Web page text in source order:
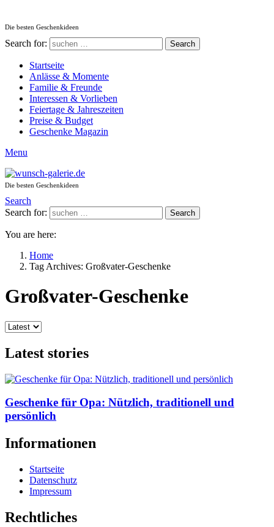
Die besten Geschenkideen
Search for: Search
Startseite
Anlässe & Momente
Familie & Freunde
Interessen & Vorlieben
Feiertage & Jahreszeiten
Preise & Budget
Geschenke Magazin
Menu
Die besten Geschenkideen
Search
Search for:
Search
You are here:
Home
Tag Archives: Großvater-Geschenke
Großvater-Geschenke
Latest stories
Geschenke für Opa: Nützlich, traditionell und
persönlich
Informationen
Startseite
Datenschutz
Impressum
Rechtliches